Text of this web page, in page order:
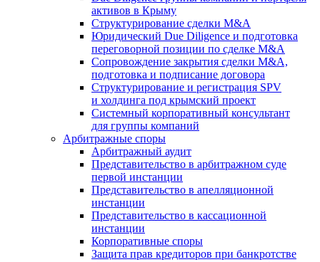
активов в Крыму
Структурирование сделки M&A
Юридический Due Diligence и подготовка
переговорной позиции по сделке M&A
Сопровождение закрытия сделки M&A,
подготовка и подписание договора
Структурирование и регистрация SPV
и холдинга под крымский проект
Системный корпоративный консультант
для группы компаний
Арбитражные споры
Арбитражный аудит
Представительство в арбитражном суде
первой инстанции
Представительство в апелляционной
инстанции
Представительство в кассационной
инстанции
Корпоративные споры
Защита прав кредиторов при банкротстве